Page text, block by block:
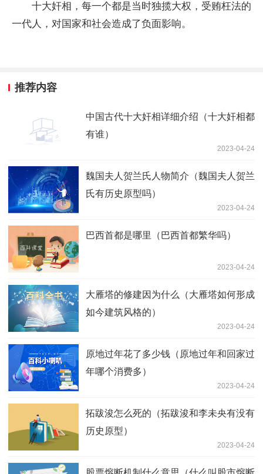
十大奸相，每一个都是当时独揽大权，受贿枉法的
一代人，对国家和社会造成了负面影响。
推荐内容
中国古代十大奸相详细介绍（十大奸相都
有谁）
2023-04-24
魏国夫人贺兰氏人物简介（魏国夫人贺兰
氏有历史原型吗）
2023-04-24
巴西首都是哪里（巴西首都繁华吗）
2023-04-24
大雁塔的修建因为什么（大雁塔如何形成
如今建筑风格的）
2023-04-24
原地过年花了多少钱（原地过年和回家过
年哪个消费多）
2023-04-24
拓跋浚怎么死的（拓跋浚和李未央有没有
历史原型）
2023-04-24